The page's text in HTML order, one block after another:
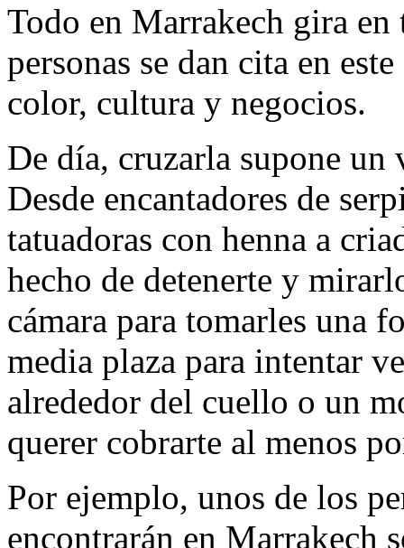
Todo en Marrakech gira
personas se dan cita en
color, cultura y negocios.
De día, cruzarla supone un
Desde encantadores de
tatuadoras con henna a
hecho de detenerte y
cámara para tomarles una
media plaza para intentar
alrededor del cuello o un
querer cobrarte al menos
Por ejemplo, unos de los
encontrarán en Marrakech